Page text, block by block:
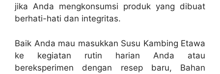
jika Anda mengkonsumsi produk yang dibuat
berhati-hati dan integritas.
Baik Anda mau masukkan Susu Kambing Etawa
ke kegiatan rutin harian Anda atau
bereksperimen dengan resep baru, Bahan